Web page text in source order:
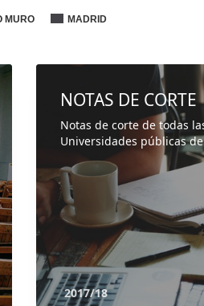
MURO MADRID
NOTAS DE CORTE
Notas de corte de todas
Universidades públicas
2017/18